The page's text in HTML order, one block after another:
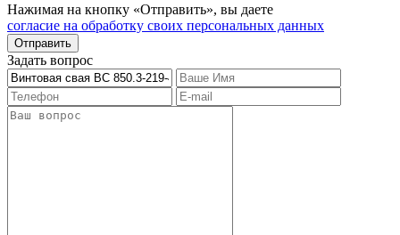
Нажимая на кнопку «Отправить», вы даете
согласие на обработку своих персональных данных
Отправить
Задать вопрос